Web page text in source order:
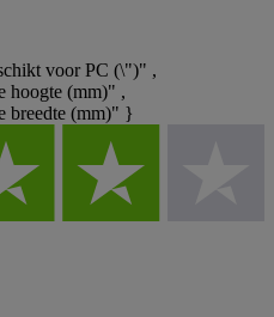
voor PC (\")" ,
hoogte (mm)" ,
breedte (mm)" }